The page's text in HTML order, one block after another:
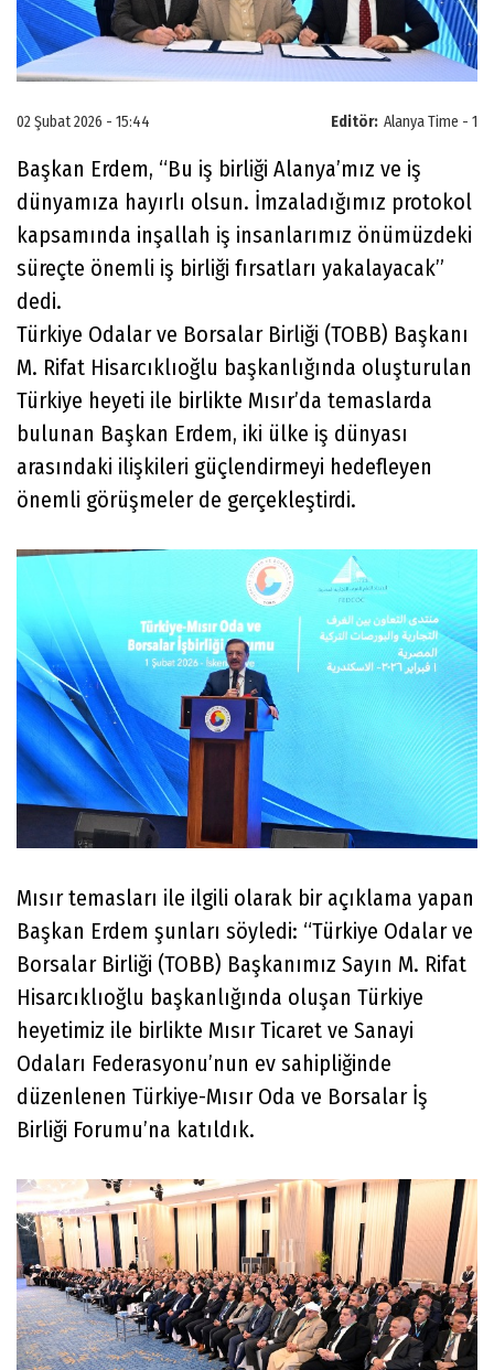
Editör: Alanya Time - 1
02 Şubat 2026 - 15:44
Başkan Erdem, “Bu iş birliği Alanya’mız ve iş
dünyamıza hayırlı olsun. İmzaladığımız protokol
kapsamında inşallah iş insanlarımız önümüzdeki
süreçte önemli iş birliği fırsatları yakalayacak”
dedi.
Türkiye Odalar ve Borsalar Birliği (TOBB) Başkanı
M. Rifat Hisarcıklıoğlu başkanlığında oluşturulan
Türkiye heyeti ile birlikte Mısır’da temaslarda
bulunan Başkan Erdem, iki ülke iş dünyası
arasındaki ilişkileri güçlendirmeyi hedefleyen
önemli görüşmeler de gerçekleştirdi.
Mısır temasları ile ilgili olarak bir açıklama yapan
Başkan Erdem şunları söyledi: “Türkiye Odalar ve
Borsalar Birliği (TOBB) Başkanımız Sayın M. Rifat
Hisarcıklıoğlu başkanlığında oluşan Türkiye
heyetimiz ile birlikte Mısır Ticaret ve Sanayi
Odaları Federasyonu’nun ev sahipliğinde
düzenlenen Türkiye-Mısır Oda ve Borsalar İş
Birliği Forumu’na katıldık.